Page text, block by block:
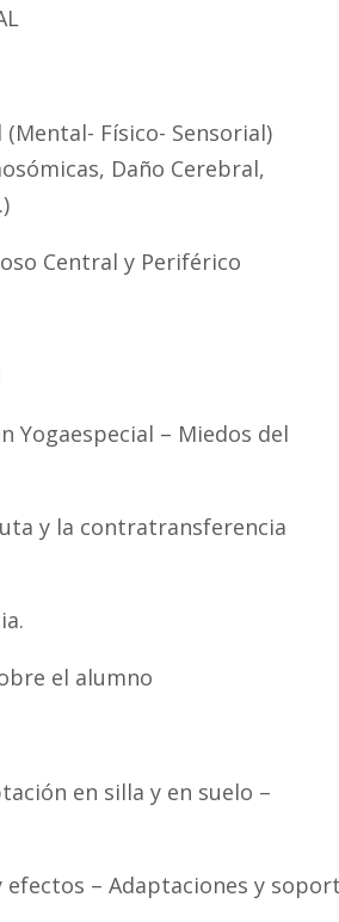
Físico- Sensorial)
Daño Cerebral,
Central y Periférico
Yogaespecial – Miedos del
y la contratransferencia
el alumno
en silla y en suelo –
efectos – Adaptaciones y